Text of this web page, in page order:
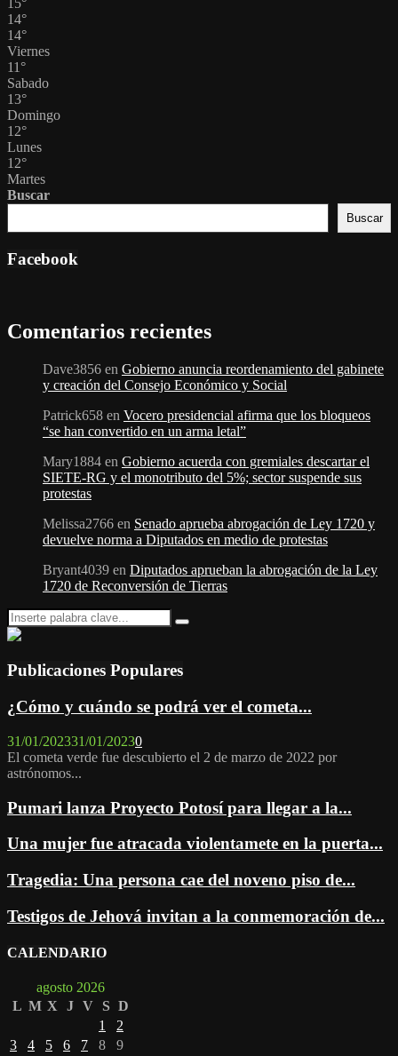
15°
14°
14°
Viernes
11°
Sabado
13°
Domingo
12°
Lunes
12°
Martes
Buscar
Buscar
Facebook
Comentarios recientes
Dave3856 en Gobierno anuncia reordenamiento del gabinete
y creación del Consejo Económico y Social
Patrick658 en Vocero presidencial afirma que los bloqueos
“se han convertido en un arma letal”
Mary1884 en Gobierno acuerda con gremiales descartar el
SIETE-RG y el monotributo del 5%; sector suspende sus
protestas
Melissa2766 en Senado aprueba abrogación de Ley 1720 y
devuelve norma a Diputados en medio de protestas
Bryant4039 en Diputados aprueban la abrogación de la Ley
1720 de Reconversión de Tierras
Search
for:
Search
Publicaciones Populares
¿Cómo y cuándo se podrá ver el cometa...
31/01/202331/01/20230
El cometa verde fue descubierto el 2 de marzo de 2022 por
astrónomos...
Pumari lanza Proyecto Potosí para llegar a la...
Una mujer fue atracada violentamete en la puerta...
Tragedia: Una persona cae del noveno piso de...
Testigos de Jehová invitan a la conmemoración de...
CALENDARIO
agosto 2026
L M X J V S D
1
2
3
4 5 6 7 8
9